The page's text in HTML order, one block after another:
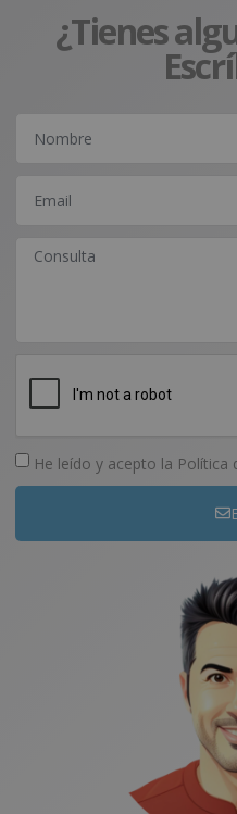
¿Tienes
He leído y acepto la Política